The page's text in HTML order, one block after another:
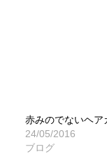
赤みのでないヘア
24/05/2016
ブログ